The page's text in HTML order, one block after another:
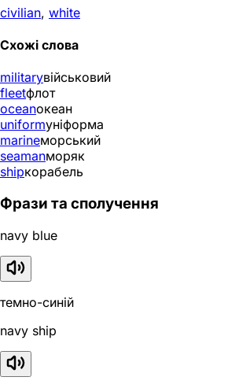
civilian, white
Схожі слова
militaryвійськовий
fleetфлот
oceanокеан
uniformуніформа
marineморський
seamanморяк
shipкорабель
Фрази та сполучення
navy blue
темно-синій
navy ship